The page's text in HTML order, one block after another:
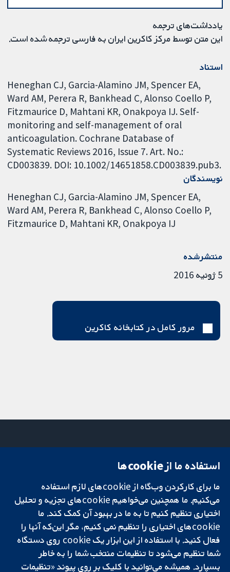
یادداشت‌های ترجمه
این متن توسط مرکز کاکرین ایران به فارسی ترجمه شده است.
استناد
Heneghan CJ, Garcia-Alamino JM, Spencer EA,
Ward AM, Perera R, Bankhead C, Alonso Coello P,
Fitzmaurice D, Mahtani KR, Onakpoya IJ. Self-
monitoring and self-management of oral
anticoagulation. Cochrane Database of
Systematic Reviews 2016, Issue 7. Art. No.:
CD003839. DOI: 10.1002/14651858.CD003839.pub3.
نویسندگان
Heneghan CJ Garcia-Alamino JM Spencer EA
Ward AM Perera R Bankhead C Alonso Coello P
Fitzmaurice D Mahtani KR Onakpoya IJ
منتشرشده
5 ژوئیه 2016
مرور کامل در کتابخانه کاکرین
تحقیقات قابل
اعتماد.
تصمیم‌گیری آگاهانه.
سلامت بهتر.
میدان کاوندیش
لندن
W1G 0AN
بریتانیا
دفتر رسانه‌ای
درباره ما
فرصت‌های
شغلی
Cochrane
Library
استفاده ما از cookie‌ها
ما برای کارکردن وب‌گاه از cookie‌های لازم استفاده
می‌کنیم. ما همچنین می‌خواهیم cookie‌های تجزیه و تحلیل
اختیاری تنظیم کنیم تا به ما در بهبود آن کمک کند. ما
cookie‌های اختیاری را تنظیم نمی کنیم، مگر این‌که آنها را
فعال کنید. با استفاده از این ابزار یک cookie‌ روی دستگاه
شما تنظیم می‌شود تا تنظیمات منتخب شما را به خاطر
بسپارد. همیشه می‌توانید با کلیک بر روی پیوند «تنظیمات